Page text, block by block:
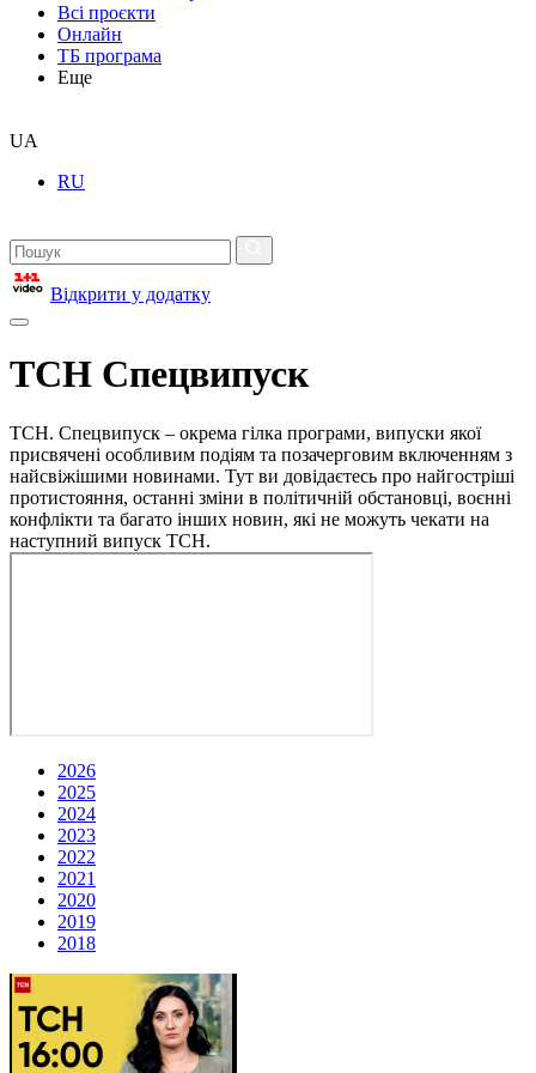
Всі проєкти
Онлайн
ТБ програма
Еще
UA
RU
Відкрити у додатку
ТСН Спецвипуск
ТСН. Спецвипуск – окрема гілка програми, випуски якої
присвячені особливим подіям та позачерговим включенням з
найсвіжішими новинами. Тут ви довідаєтесь про найгостріші
протистояння, останні зміни в політичній обстановці, воєнні
конфлікти та багато інших новин, які не можуть чекати на
наступний випуск ТСН.
2026
2025
2024
2023
2022
2021
2020
2019
2018